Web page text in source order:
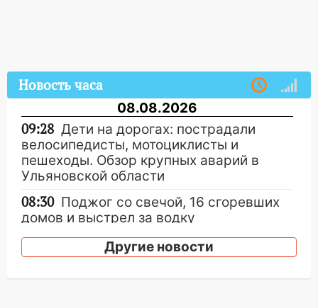
Новость часа
08.08.2026
09:28 Дети на дорогах: пострадали
велосипедисты, мотоциклисты и
пешеходы. Обзор крупных аварий в
Ульяновской области
08:30 Поджог со свечой, 16 сгоревших
домов и выстрел за водку
07:50
Какая погоды будет днем 8
августа
Другие новости